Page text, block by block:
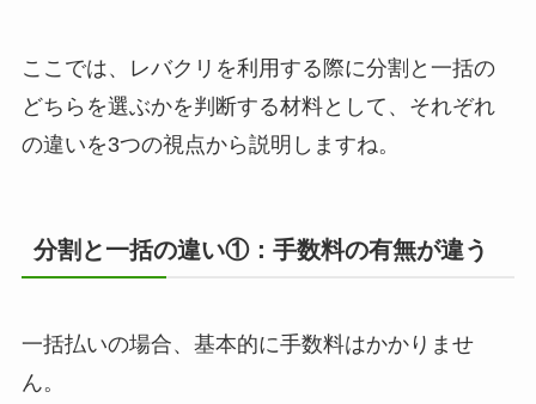
ここでは、レバクリを利用する際に分割と一括の
どちらを選ぶかを判断する材料として、それぞれ
の違いを3つの視点から説明しますね。
分割と一括の違い①：手数料の有無が違う
一括払いの場合、基本的に手数料はかかりませ
ん。